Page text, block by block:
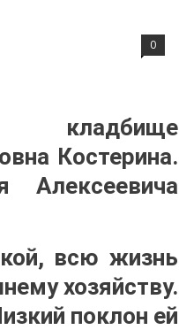
0
Костерина.
Алексеевича
всю жизнь
хозяйству.
поклон ей